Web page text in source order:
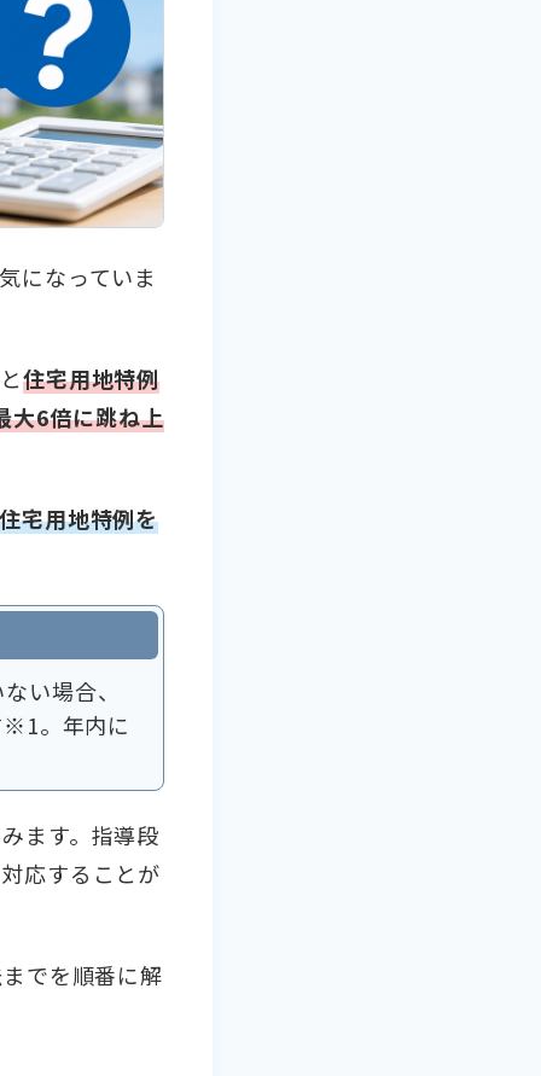
になっていま
住宅用地特例
大6倍に跳ね上
宅用地特例を
い場合、
※1。年内に
ます。指導段
応することが
でを順番に解